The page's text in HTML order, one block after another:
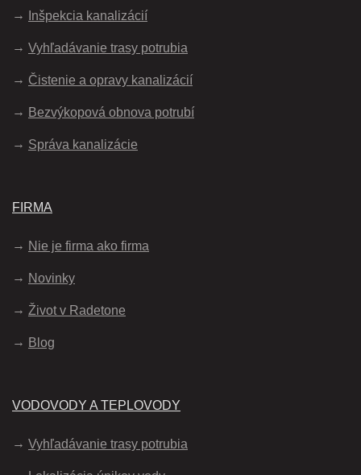
Inšpekcia kanalizácií
Vyhľadávanie trasy potrubia
Čistenie a opravy kanalizácií
Bezvýkopová obnova potrubí
Správa kanalizácie
FIRMA
Nie je firma ako firma
Novinky
Život v Radetone
Blog
VODOVODY A TEPLOVODY
Vyhľadávanie trasy potrubia